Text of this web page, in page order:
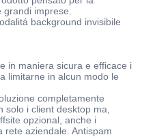
imprese.
background invisibile
in maniera sicura e efficace i
limitarne in alcun modo le
completamente
i client desktop ma,
opzional, anche i
rete aziendale. Antispam